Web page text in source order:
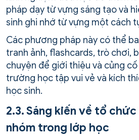
pháp dạy từ vựng sáng tạo và
sinh ghi nhớ từ vựng một cách
Các phương pháp này có thể
tranh ảnh, flashcards, trò chơi,
chuyện để giới thiệu và củng
trường học tập vui vẻ và kích
học sinh.
2.3. Sáng kiến về tổ
nhóm trong lớp học